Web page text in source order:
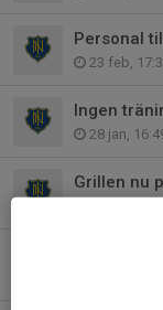
Personal
23 feb,
Ingen
28 jan,
Grillen nu
Ingen